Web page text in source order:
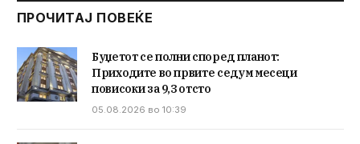
ПРОЧИТАЈ ПОВЕЌЕ
Буџетот се полни според планот:
Приходите во првите седум месеци
повисоки за 9,3 отсто
05.08.2026 во 10:39